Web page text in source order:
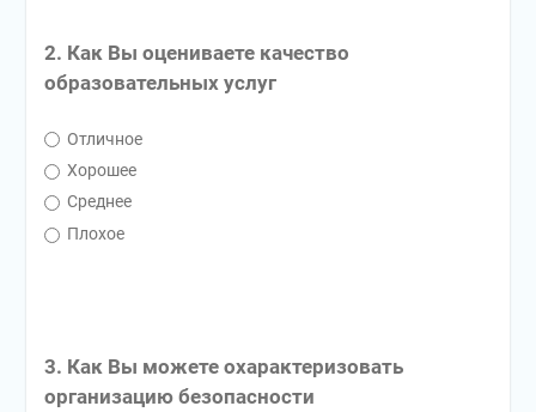
2. Как Вы оцениваете качество
образовательных услуг
Отличное
Хорошее
Среднее
Плохое
3. Как Вы можете охарактеризовать
организацию безопасности